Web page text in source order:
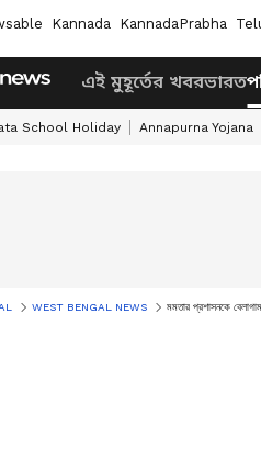
Kannada KannadaPrabha
এই মুহূর্তের খবরভারত
School Holiday Annapurna Yojana
WEST BENGAL NEWS মমতার প্রশাসনকে